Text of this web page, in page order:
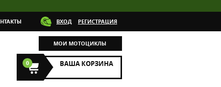
ВХОД РЕГИСТРАЦИЯ
МОИ МОТОЦИКЛЫ
0 ВАША КОРЗИНА